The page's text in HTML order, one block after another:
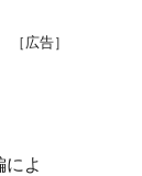
［広告］
よ